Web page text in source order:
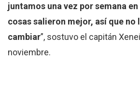
juntamos una vez por semana
cosas salieron mejor, así que no
cambiar”, sostuvo el capitán
noviembre.